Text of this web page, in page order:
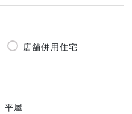
店舗併用住宅
平屋